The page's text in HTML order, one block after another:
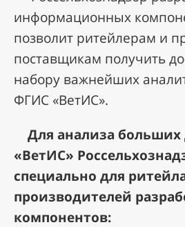
информационных
позволит ритейлерам и
поставщикам получить
набору важнейших
ФГИС «ВетИС».
Для анализа
«ВетИС»
специально для
производителей
компонентов: